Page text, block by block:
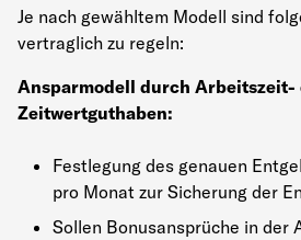
Je nach gewähltem Modell sind
vertraglich zu regeln:
Ansparmodell durch Arbeitszeit-
Zeitwertguthaben:
Festlegung des genauen
pro Monat zur Sicherung der
Sollen Bonusansprüche in der